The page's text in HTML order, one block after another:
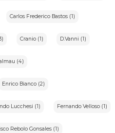
Carlos Frederico Bastos (1)
Cranio (1) D.Vanni (1)
(4)
Enrico Bianco (2)
Lucchesi (1) Fernando Velloso (1)
Rebolo Gonsales (1)